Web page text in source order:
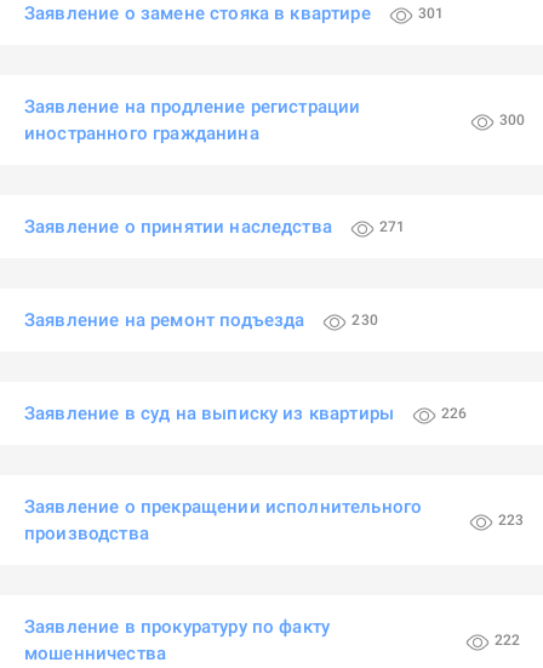
Заявление о замене стояка в квартире 301
Заявление на продление регистрации
иностранного гражданина
300
Заявление о принятии наследства 271
Заявление на ремонт подъезда 230
Заявление в суд на выписку из квартиры 226
Заявление о прекращении исполнительного
производства
223
Заявление в прокуратуру по факту
мошенничества
222